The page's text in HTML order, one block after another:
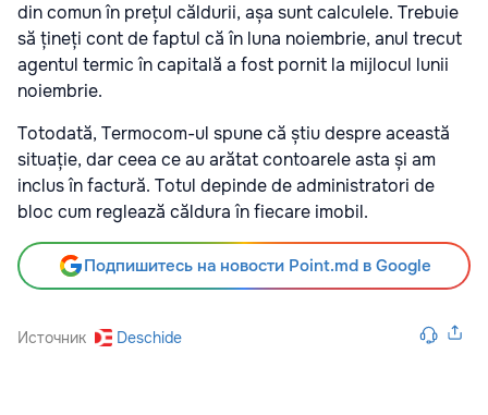
din comun în prețul căldurii, așa sunt calculele. Trebuie
să țineți cont de faptul că în luna noiembrie, anul trecut
agentul termic în capitală a fost pornit la mijlocul lunii
noiembrie.
Totodată, Termocom-ul spune că știu despre această
situație, dar ceea ce au arătat contoarele asta și am
inclus în factură. Totul depinde de administratori de
bloc cum reglează căldura în fiecare imobil.
Подпишитесь на новости Point.md в Google
Источник Deschide